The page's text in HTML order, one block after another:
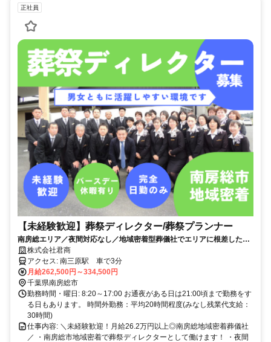
正社員
【未経験歓迎】葬祭ディレクター/葬祭プランナー
南房総エリア／夜間対応なし／地域密着型葬儀社でエリアに根差した葬
儀をサポート♪
株式会社君商
アクセス: 南三原駅 車で3分
月給262,500円～334,500円
千葉県南房総市
勤務時間・曜日: 8:20～17:00 お通夜がある日は21:00頃まで勤務をす
る日もあります。 時間外勤務：平均20時間程度(みなし残業代支給：
30時間)
仕事内容: ＼未経験歓迎！月給26.2万円以上◎南房総地域密着葬儀社
／ ・南房総市地域密着で葬祭ディレクターとして働けます！ ・夜間